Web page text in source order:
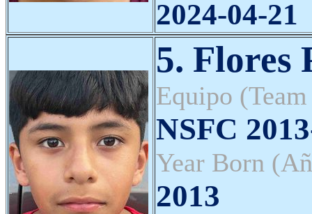
2024-04-21
5. Flores
Equipo
NSFC
Year Born
2013